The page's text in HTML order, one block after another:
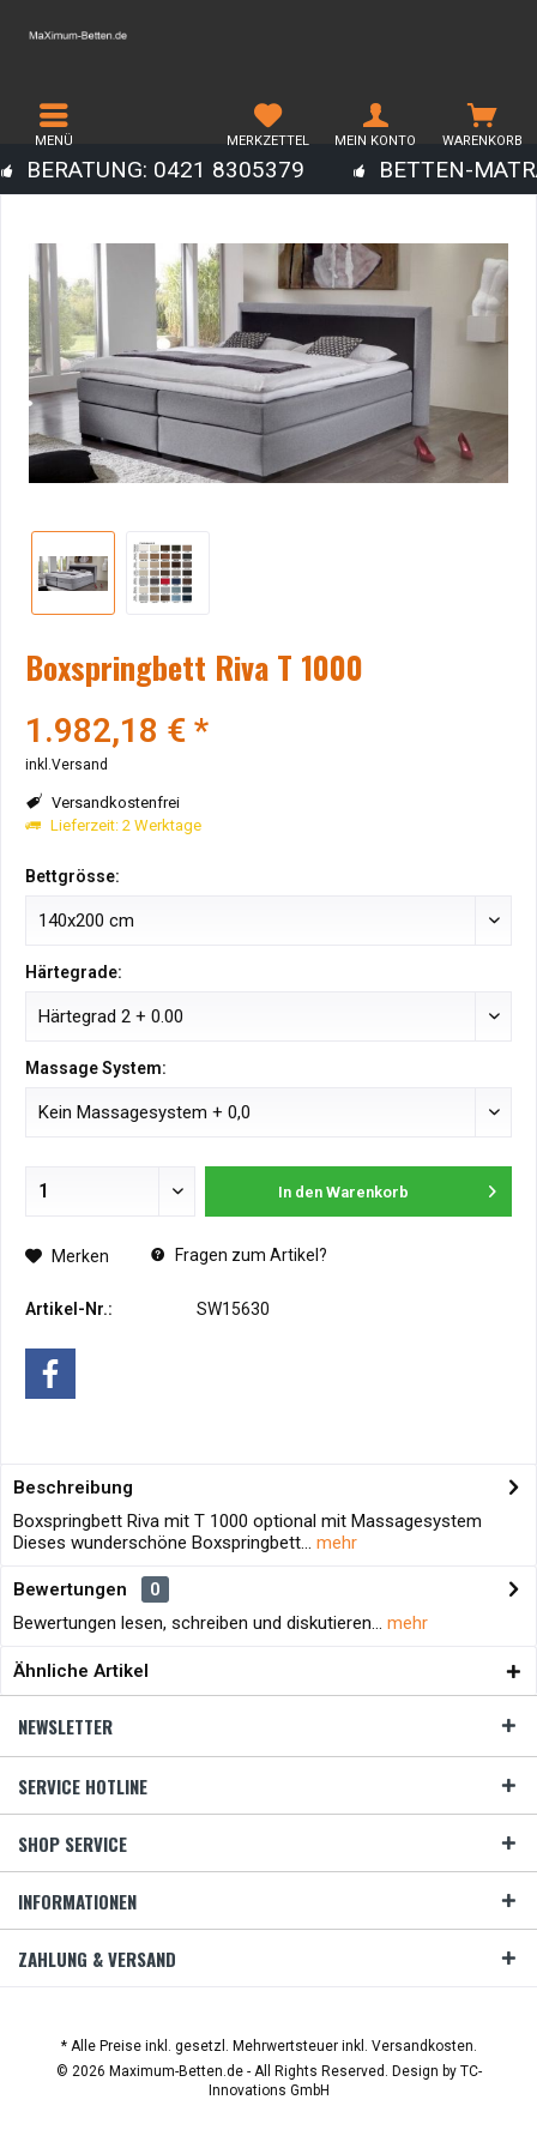
BERATUNG: 0421 8305379 BETTEN-
MENÜ WARENKORB
MERKZETTEL MEIN KONTO
Boxspringbett Riva T 1000
1.982,18 € *
inkl.Versand
Versandkostenfrei
Lieferzeit: 2 Werktage
Bettgrösse:
Härtegrade:
Massage System:
In den Warenkorb
Merken Fragen zum Artikel?
Artikel-Nr.: SW15630
Beschreibung
Boxspringbett Riva mit T 1000 optional mit Massagesystem
Dieses wunderschöne Boxspringbett... mehr
Bewertungen
0
Bewertungen lesen, schreiben und diskutieren... mehr
Ähnliche Artikel
NEWSLETTER
SERVICE HOTLINE
SHOP SERVICE
INFORMATIONEN
ZAHLUNG & VERSAND
* Alle Preise inkl. gesetzl. Mehrwertsteuer inkl. Versandkosten.
© 2026 Maximum-Betten.de - All Rights Reserved. Design by TC-
Innovations GmbH